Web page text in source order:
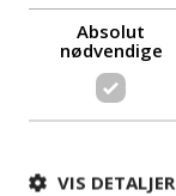
Absolut
nødvendige
VIS DETALJER